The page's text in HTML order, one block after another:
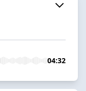
04:32